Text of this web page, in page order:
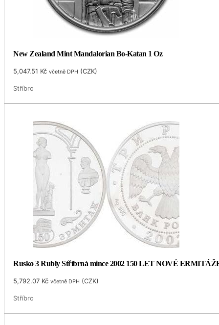
New Zealand Mint Mandalorian Bo-Katan 1 Oz
5,047.51 Kč včetně DPH (CZK)
Stříbro
Rusko 3 Rubly Stříbrná mince 2002 150 LET NOVÉ
5,792.07 Kč včetně DPH (CZK)
Stříbro